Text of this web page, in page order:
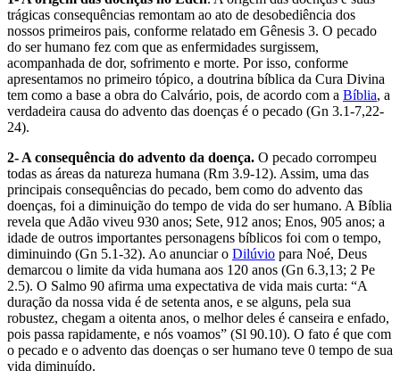
trágicas consequências remontam ao ato de desobediência dos
nossos primeiros pais, conforme relatado em Gênesis 3. O pecado
do ser humano fez com que as enfermidades surgissem,
acompanhada de dor, sofrimento e morte. Por isso, conforme
apresentamos no primeiro tópico, a doutrina bíblica da Cura Divina
tem como a base a obra do Calvário, pois, de acordo com a Bíblia, a
verdadeira causa do advento das doenças é o pecado (Gn 3.1-7,22-
24).
2- A consequência do advento da doença. O pecado corrompeu
todas as áreas da natureza humana (Rm 3.9-12). Assim, uma das
principais consequências do pecado, bem como do advento das
doenças, foi a diminuição do tempo de vida do ser humano. A Bíblia
revela que Adão viveu 930 anos; Sete, 912 anos; Enos, 905 anos; a
idade de outros importantes personagens bíblicos foi com o tempo,
diminuindo (Gn 5.1-32). Ao anunciar o Dilúvio para Noé, Deus
demarcou o limite da vida humana aos 120 anos (Gn 6.3,13; 2 Pe
2.5). O Salmo 90 afirma uma expectativa de vida mais curta: “A
duração da nossa vida é de setenta anos, e se alguns, pela sua
robustez, chegam a oitenta anos, o melhor deles é canseira e enfado,
pois passa rapidamente, e nós voamos” (Sl 90.10). O fato é que com
o pecado e o advento das doenças o ser humano teve 0 tempo de sua
vida diminuído.